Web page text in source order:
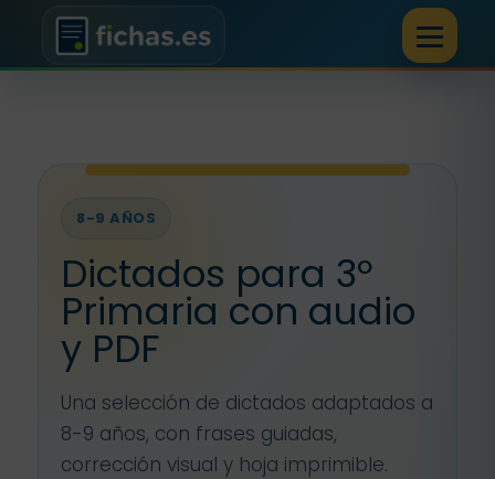
8-9 AÑOS
Dictados para 3º
Primaria con audio
y PDF
Una selección de dictados adaptados a
8-9 años, con frases guiadas,
corrección visual y hoja imprimible.